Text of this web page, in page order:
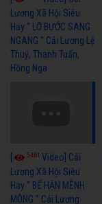
Lương Xã Hội Siêu
Hay " LỠ BƯỚC SANG
NGANG " Cải Lương Lệ
Thuỷ, Thanh Tuấn,
Hồng Nga
5461 Video] Cải
Lương Xã Hội Siêu
Hay " BỂ HẬN MÊNH
MÔNG " Cải Lương